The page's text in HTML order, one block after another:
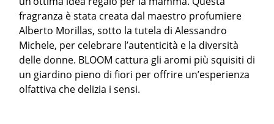
fragranza è stata creata dal maestro profumiere
Alberto Morillas, sotto la tutela di Alessandro
Michele, per celebrare l’autenticità e la diversità
delle donne. BLOOM cattura gli aromi più squisiti di
un giardino pieno di fiori per offrire un’esperienza
olfattiva che delizia i sensi.